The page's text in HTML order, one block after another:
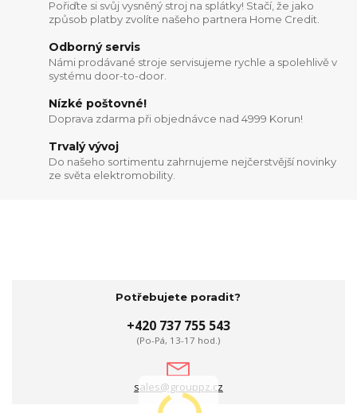
Pořiďte si svůj vysněný stroj na splátky! Stačí, že jako
způsob platby zvolíte našeho partnera Home Credit.
Odborný servis
Námi prodávané stroje servisujeme rychle a spolehlivě v
systému door-to-door.
Nízké poštovné!
Doprava zdarma při objednávce nad 4999 Korun!
Trvalý vývoj
Do našeho sortimentu zahrnujeme nejčerstvější novinky
ze světa elektromobility.
Potřebujete poradit?
+420 737 755 543
(Po-Pá, 13-17 hod.)
sales@grouppz.cz